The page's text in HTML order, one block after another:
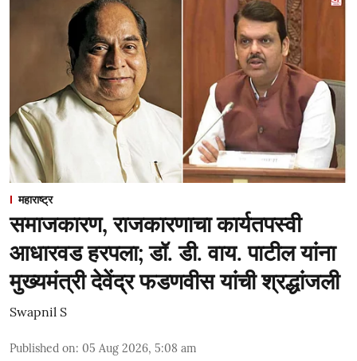
महाराष्ट्र
समाजकारण, राजकारणाचा कार्यतपस्वी
आधारवड हरपला; डॉ. डी. वाय. पाटील यांना
मुख्यमंत्री देवेंद्र फडणवीस यांची श्रद्धांजली
Swapnil S
Published on: 05 Aug 2026, 5:08 am